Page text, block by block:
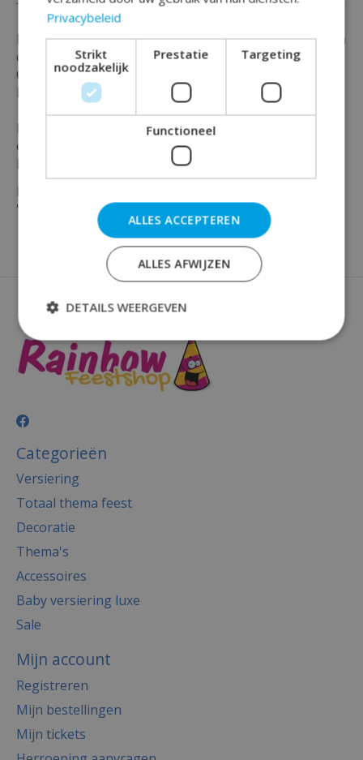
Heb je iets te vieren en wil je dat in luxe en stijl doen in
combinatie met de cijfers 70 ?
Of heb je al andere artikelen uit deze mooie serie ?
Dan mag deze hangende slinger niet ontbreken.
Deze prachtige swirl slinger is gemaakt van papier en
en plastic en is maar liefst 120 cm lang !
En is verpakt per stuk in de kleur rose en zwart.
Maak jouw feest compleet en bestel vandaag nog je
''70'' decoratie bij Rainbow Feestshop!
Categorieën
Versiering
Totaal thema feest
Decoratie
Thema's
Accessoires
Baby versiering luxe
Sale
Mijn account
Registreren
Mijn bestellingen
Mijn tickets
Privacybeleid
Strikt
noodzakelijk
Prestatie Targeting
Functioneel
ALLES ACCEPTEREN
ALLES AFWIJZEN
DETAILS WEERGEVEN